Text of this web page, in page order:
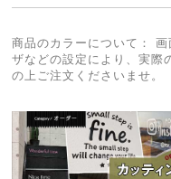
商品のカラーについて：
ザなどの設定により、実際
の上ご注文くださいませ。